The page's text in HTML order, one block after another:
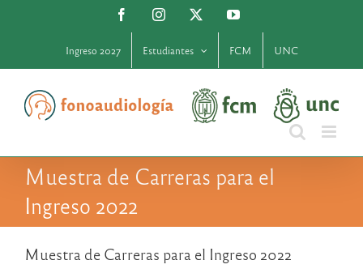
FacebookInstagram YouTube
Ingreso 2027 Estudiantes FCM UNC
Muestra de Carreras para el
Ingreso 2022
Muestra de Carreras para el Ingreso 2022